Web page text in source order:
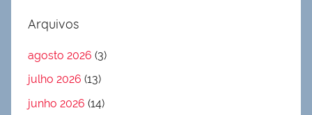
Arquivos
agosto 2026 (3)
julho 2026 (13)
junho 2026 (14)